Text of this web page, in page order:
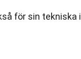
för sin tekniska